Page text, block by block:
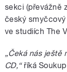
sekci (převážně
český smyčcový
ve studiích The
„Čeká nás ještě
CD,“říká